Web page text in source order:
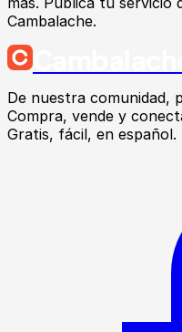
Cambalache.
De nuestra comunidad,
Compra, vende y
Gratis, fácil, en español.